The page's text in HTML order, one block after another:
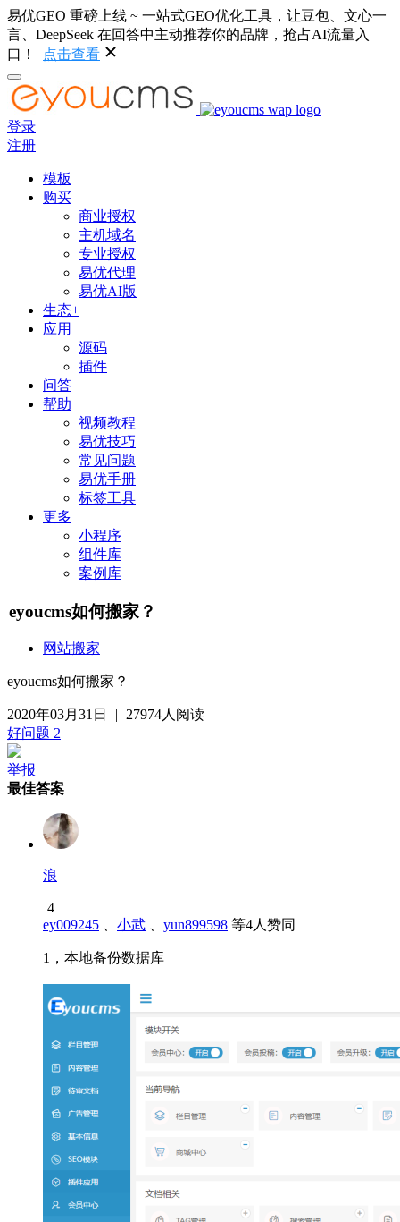
易优GEO 重磅上线 ~ 一站式GEO优化工具，让豆包、文心一
言、DeepSeek 在回答中主动推荐你的品牌，抢占AI流量入
口！
点击查看
登录
注册
模板
购买
商业授权
主机域名
专业授权
易优代理
易优AI版
生态+
应用
源码
插件
问答
帮助
视频教程
易优技巧
常见问题
易优手册
标签工具
更多
小程序
组件库
案例库
eyoucms如何搬家？
网站搬家
eyoucms如何搬家？
2020年03月31日 | 27974人阅读
好问题 2
举报
最佳答案
浪
4
ey009245 、 小武 、 yun899598 等4人赞同
1，本地备份数据库